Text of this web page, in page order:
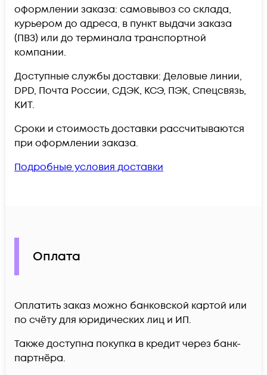
оформлении заказа: самовывоз со склада,
курьером до адреса, в пункт выдачи заказа
(ПВЗ) или до терминала транспортной
компании.
Доступные службы доставки: Деловые линии,
DPD, Почта России, СДЭК, КСЭ, ПЭК, Спецсвязь,
КИТ.
Сроки и стоимость доставки рассчитываются
при оформлении заказа.
Подробные условия доставки
Оплата
Оплатить заказ можно банковской картой или
по счёту для юридических лиц и ИП.
Также доступна покупка в кредит через банк-
партнёра.